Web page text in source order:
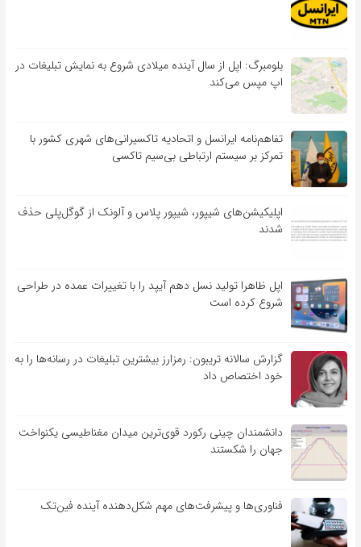
بلومبرگ: اپل از سال آینده میلادی شروع به نمایش تبلیغات در
اپ مپس می‌کند
تفاهم‌نامه‌ ایرانسل و اتحادیه تاکسیرانی‌های شهری کشور با
تمرکز بر سیستم ارتباطی بی‌سیم تاکسی
اپلیکیشن‌های شیپور، شیپور پلاس و آلونک از گوگل‌پلی حذف
شدند
اپل ظاهرا تولید نسل دهم آیپد را با تغییرات عمده در طراحی
شروع کرده است
گزارش سالانه تریبون: رمزارز بیشترین تبلیغات در رسانه‌ها را به
خود اختصاص داد
دانشمندان چینی رکورد قوی‌ترین میدان مغناطیسی یکنواخت
جهان را شکستند
فناوری‌ها و پیشرفت‌های مهم شکل‌دهنده آینده فین‌تک